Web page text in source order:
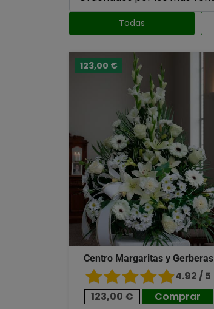
Todas
123,00 €
Centro Margaritas y Gerberas
4.92 / 5
123,00 €
Comprar